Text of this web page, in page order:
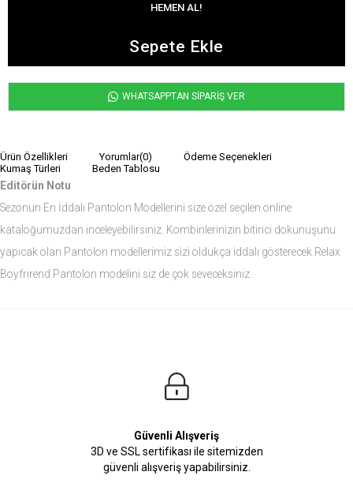
WHATSAPPTAN SİPARİŞ VER
Ürün Özellikleri Yorumlar(0)
Ödeme Seçenekleri
Kumaş Türleri
Beden Tablosu
Editörün Notu
Sezonun En İddalı Pantolon Modellerini size özel seçilen online
kataloğumuzdan inceleyebilirsiniz. Kombinlerinizin bitirici dokunuşunu
yapıcak olan Pantolon modellerimiz sizi oldukça iddalı gösterecek.Relax
Boyfrirend Pantolon modelini siz de çok seveceksiniz.
Manken Bedenleri Üst Grup M, Alt Grup 33 Beden ( Medium )
Güvenli Alışveriş
3D ve SSL sertifikası ile sitemizden
güvenli alışveriş yapabilirsiniz.